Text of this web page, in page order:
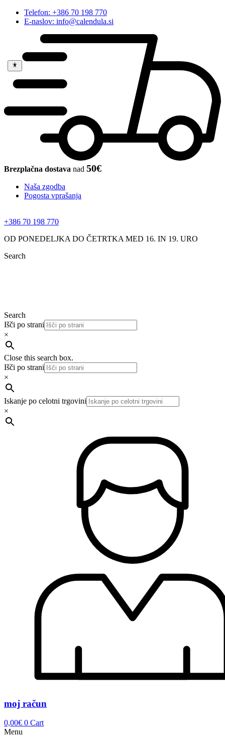
Telefon: +386 70 198 770
E-naslov: info@calendula.si
Brezplačna dostava nad 50€
Naša zgodba
Pogosta vprašanja
+386 70 198 770
OD PONEDELJKA DO ČETRTKA MED 16. IN 19. URO
Search
Search
Išči po strani
×
Close this search box.
Išči po strani
×
Iskanje po celotni trgovini
×
moj račun
0,00€ 0 Cart
Menu